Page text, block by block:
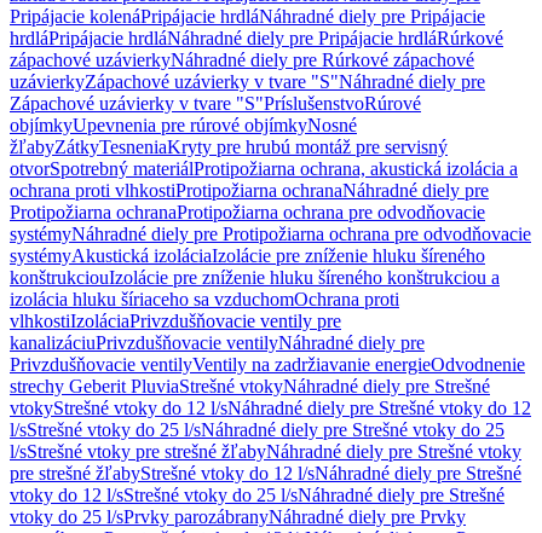
Pripájacie kolenáPripájacie hrdláNáhradné diely pre Pripájacie
hrdláPripájacie hrdláNáhradné diely pre Pripájacie hrdláRúrkové
zápachové uzávierkyNáhradné diely pre Rúrkové zápachové
uzávierkyZápachové uzávierky v tvare "S"Náhradné diely pre
Zápachové uzávierky v tvare "S"PríslušenstvoRúrové
objímkyUpevnenia pre rúrové objímkyNosné
žľabyZátkyTesneniaKryty pre hrubú montáž pre servisný
otvorSpotrebný materiálProtipožiarna ochrana, akustická izolácia a
ochrana proti vlhkostiProtipožiarna ochranaNáhradné diely pre
Protipožiarna ochranaProtipožiarna ochrana pre odvodňovacie
systémyNáhradné diely pre Protipožiarna ochrana pre odvodňovacie
systémyAkustická izoláciaIzolácie pre zníženie hluku šíreného
konštrukciouIzolácie pre zníženie hluku šíreného konštrukciou a
izolácia hluku šíriaceho sa vzduchomOchrana proti
vlhkostiIzoláciaPrivzdušňovacie ventily pre
kanalizáciuPrivzdušňovacie ventilyNáhradné diely pre
Privzdušňovacie ventilyVentily na zadržiavanie energieOdvodnenie
strechy Geberit PluviaStrešné vtokyNáhradné diely pre Strešné
vtokyStrešné vtoky do 12 l/sNáhradné diely pre Strešné vtoky do 12
l/sStrešné vtoky do 25 l/sNáhradné diely pre Strešné vtoky do 25
l/sStrešné vtoky pre strešné žľabyNáhradné diely pre Strešné vtoky
pre strešné žľabyStrešné vtoky do 12 l/sNáhradné diely pre Strešné
vtoky do 12 l/sStrešné vtoky do 25 l/sNáhradné diely pre Strešné
vtoky do 25 l/sPrvky parozábranyNáhradné diely pre Prvky